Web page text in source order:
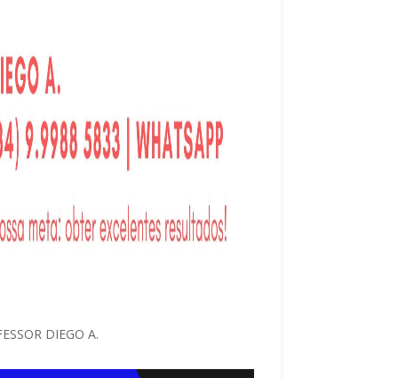
DIEGO A.